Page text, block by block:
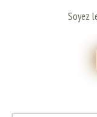
Soyez